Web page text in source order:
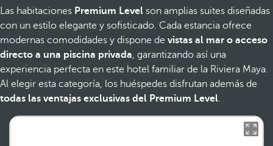
Las habitaciones Premium Level son amplias suites diseñadas
con un estilo elegante y sofisticado. Cada estancia ofrece
modernas comodidades y dispone de vistas al mar o acceso
directo a una piscina privada , garantizando así una
experiencia perfecta en este hotel familiar de la Riviera Maya.
Al elegir esta categoría, los huéspedes disfrutan además de
todas las ventajas exclusivas del Premium Level